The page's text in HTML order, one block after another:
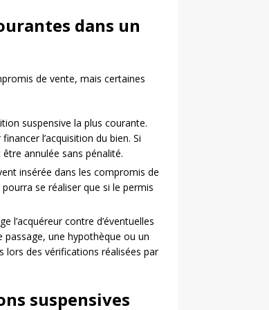
dans un
de vente, mais certaines
suspensive la plus courante.
l’acquisition du bien. Si
annulée sans pénalité.
insérée dans les compromis de
se réaliser que si le permis
l’acquéreur contre d’éventuelles
une hypothèque ou un
lors des vérifications réalisées par
suspensives